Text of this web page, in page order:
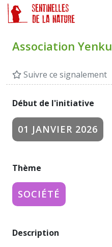
Association
Suivre ce signalement
Début de l'initiative
01 JANVIER 2026
Thème
SOCIÉTÉ
Description
Panneau de gestion des